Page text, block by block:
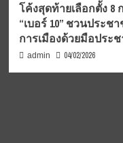
โค้งสุดท้ายเลือกตั้ง 8
“เบอร์ 10” ชวนประ
การเมืองด้วยมือประ
admin 04/02/2026